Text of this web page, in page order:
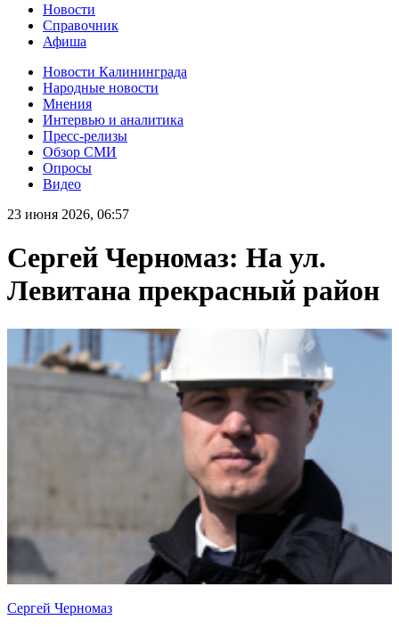
Новости
Справочник
Афиша
Новости Калининграда
Народные новости
Мнения
Интервью и аналитика
Пресс-релизы
Обзор СМИ
Опросы
Видео
23 июня 2026, 06:57
Сергей Черномаз: На ул.
Левитана прекрасный район
Сергей Черномаз